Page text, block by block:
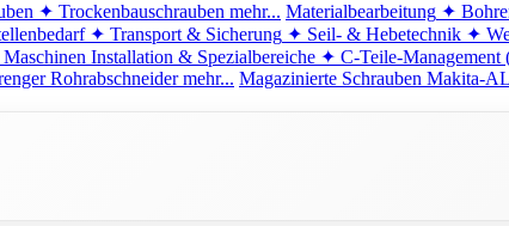
✦ Trockenbauschrauben mehr... Materialbearbeitung ✦
✦ Transport & Sicherung ✦ Seil- & Hebetechnik ✦
Installation & Spezialbereiche ✦ C-Teile-Management
Rohrabschneider mehr... Magazinierte Schrauben Makita-